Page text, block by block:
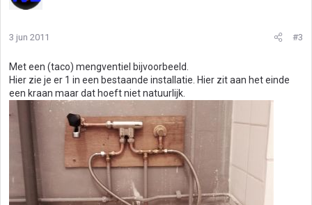
3 jun 2011 #3
Met een (taco) mengventiel bijvoorbeeld.
Hier zie je er 1 in een bestaande installatie. Hier zit aan het einde
een kraan maar dat hoeft niet natuurlijk.